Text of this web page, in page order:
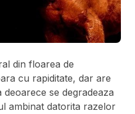
din floarea de
cu rapiditate, dar are
se degradeaza
ambinat datorita razelor